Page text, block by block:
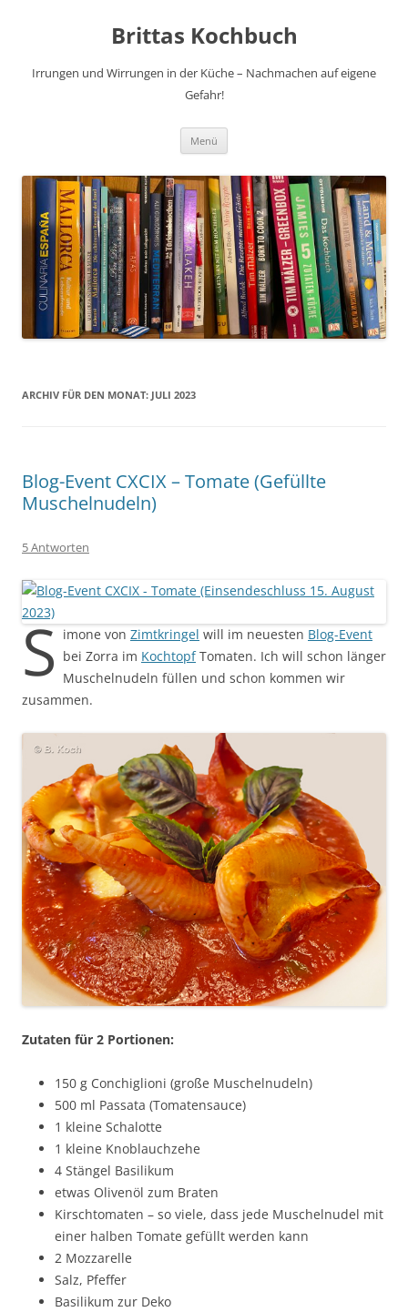
Brittas Kochbuch
Irrungen und Wirrungen in der Küche – Nachmachen auf eigene
Gefahr!
Menü
ARCHIV FÜR DEN MONAT: JULI 2023
Blog-Event CXCIX – Tomate (Gefüllte
Muschelnudeln)
5 Antworten
S imone von Zimtkringel will im neuesten Blog-Event
bei Zorra im KochtopfTomaten. Ich will schon länger
Muschelnudeln füllen und schon kommen wir
zusammen.
Zutaten für 2 Portionen:
150 g Conchiglioni (große Muschelnudeln)
500 ml Passata (Tomatensauce)
1 kleine Schalotte
1 kleine Knoblauchzehe
4 Stängel Basilikum
etwas Olivenöl zum Braten
Kirschtomaten – so viele, dass jede Muschelnudel mit
einer halben Tomate gefüllt werden kann
2 Mozzarelle
Salz, Pfeffer
Basilikum zur Deko